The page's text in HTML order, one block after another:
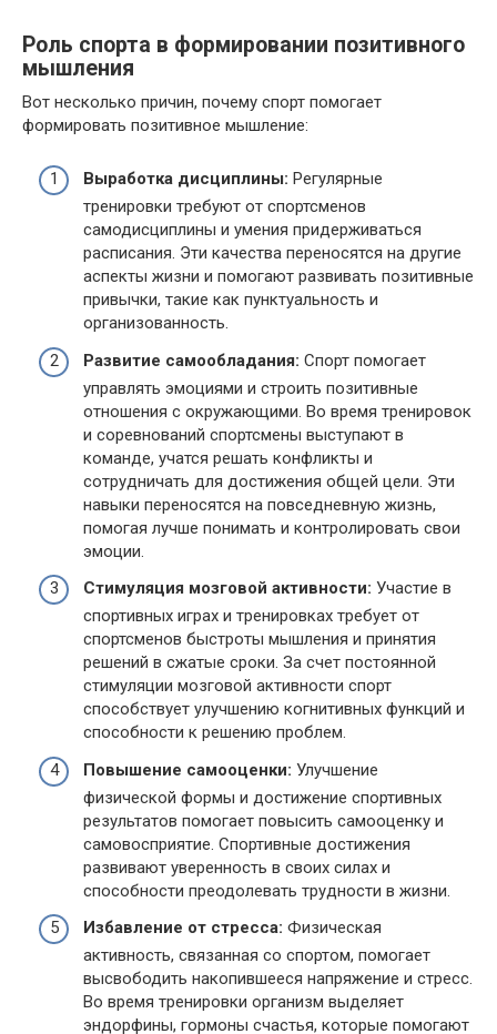
Роль спорта в формировании позитивного
мышления
Вот несколько причин, почему спорт помогает
формировать позитивное мышление:
Выработка дисциплины: Регулярные
тренировки требуют от спортсменов
самодисциплины и умения придерживаться
расписания. Эти качества переносятся на другие
аспекты жизни и помогают развивать позитивные
привычки, такие как пунктуальность и
организованность.
Развитие самообладания: Спорт помогает
управлять эмоциями и строить позитивные
отношения с окружающими. Во время тренировок
и соревнований спортсмены выступают в
команде, учатся решать конфликты и
сотрудничать для достижения общей цели. Эти
навыки переносятся на повседневную жизнь,
помогая лучше понимать и контролировать свои
эмоции.
Стимуляция мозговой активности: Участие в
спортивных играх и тренировках требует от
спортсменов быстроты мышления и принятия
решений в сжатые сроки. За счет постоянной
стимуляции мозговой активности спорт
способствует улучшению когнитивных функций и
способности к решению проблем.
Повышение самооценки: Улучшение
физической формы и достижение спортивных
результатов помогает повысить самооценку и
самовосприятие. Спортивные достижения
развивают уверенность в своих силах и
способности преодолевать трудности в жизни.
Избавление от стресса: Физическая
активность, связанная со спортом, помогает
высвободить накопившееся напряжение и стресс.
Во время тренировки организм выделяет
эндорфины, гормоны счастья, которые помогают